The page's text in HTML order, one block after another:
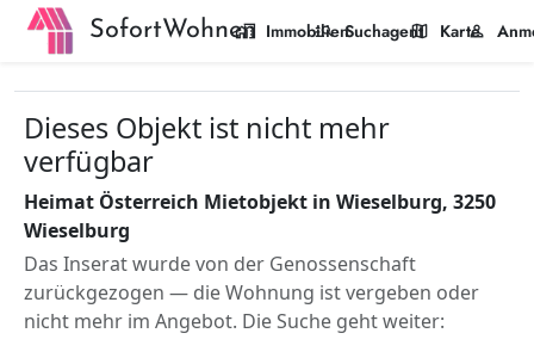
SofortWohnen
home_work Immobilien
manage_search Suchagent
map Karte
person
Dieses Objekt ist nicht mehr
verfügbar
Heimat Österreich Mietobjekt in Wieselburg, 3250
Wieselburg
Das Inserat wurde von der Genossenschaft
zurückgezogen — die Wohnung ist vergeben oder
nicht mehr im Angebot. Die Suche geht weiter: